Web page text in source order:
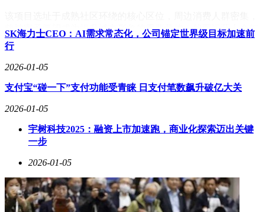
曾被寄予厚望成为提升城市形象的重要载体。然而运营十余年
后，当前商场出现商户撤离、客流下滑等现象，与开业初期的
繁荣景象形成鲜明对比。这种转变既反映出实体商业面临的共
同挑战，也折射出区域消费市场格局的深层变化。
对于这起债权处置及嘉凯城项目的后续发展，公众可通过正规
成功运营需要持续的资金投入、精准的业态定位和专业的运营
团队，任何环节的缺失都可能影响项目长期发展。
SK海力士CEO：AI需求常态化，公司锚定世界级目标加速前
行
2026-01-05
支付宝“碰一下”支付功能受青睐 日支付笔数飙升破亿大关
2026-01-05
宇树科技2025：融资上市加速跑，商业化探索迈出关键
一步
2026-01-05